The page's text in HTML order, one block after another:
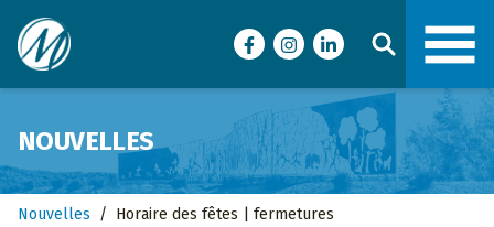
Ville de Malartic
FacebookInstagramLinkedIn
NOUVELLES
Nouvelles / Horaire des fêtes | fermetures